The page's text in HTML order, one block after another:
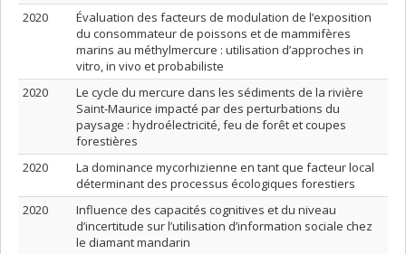
2020
Évaluation des facteurs de modulation de l’exposition
du consommateur de poissons et de mammifères
marins au méthylmercure : utilisation d’approches in
vitro, in vivo et probabiliste
2020
Le cycle du mercure dans les sédiments de la rivière
Saint-Maurice impacté par des perturbations du
paysage : hydroélectricité, feu de forêt et coupes
forestières
2020
La dominance mycorhizienne en tant que facteur local
déterminant des processus écologiques forestiers
2020
Influence des capacités cognitives et du niveau
d’incertitude sur l’utilisation d’information sociale chez
le diamant mandarin